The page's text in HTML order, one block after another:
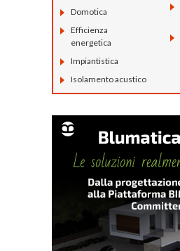
Domotica
Efficienza
energetica
Impiantistica
Isolamento acustico